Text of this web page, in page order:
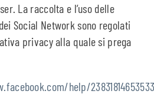
La raccolta e l’uso delle
Social Network sono regolati
privacy alla quale si prega
help/